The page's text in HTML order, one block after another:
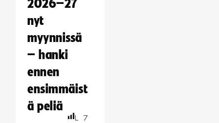
2026–27
nyt
myynnissä
– hanki
ennen
ensimmäist
ä peliä
L 7